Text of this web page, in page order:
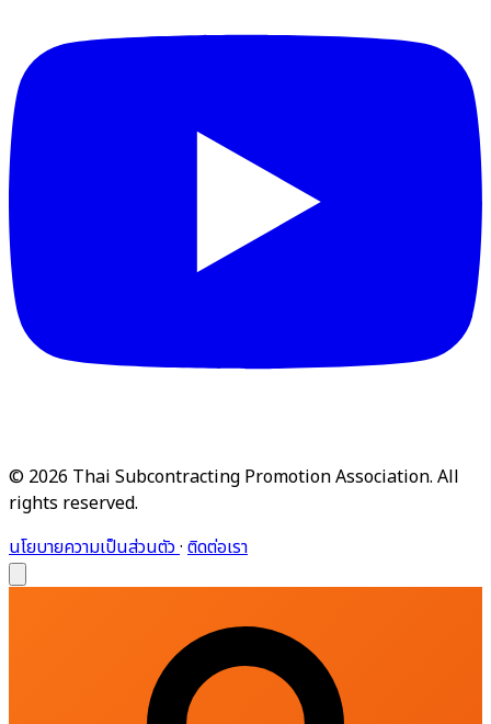
© 2026 Thai Subcontracting Promotion Association. All
rights reserved.
นโยบายความเป็นส่วนตัว· ติดต่อเรา